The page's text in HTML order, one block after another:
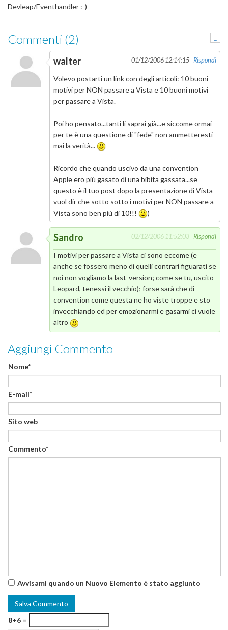
Devleap/Eventhandler :-)
Commenti (2) -
walter 01/12/2006 12:14:15 | Rispondi
Volevo postarti un link con degli articoli: 10 buoni
motivi per NON passare a Vista e 10 buoni motivi
per passare a Vista.
Poi ho pensato...tanti li saprai già...e siccome ormai
per te è una questione di "fede" non ammetteresti
mai la verità...
Ricordo che quando uscivo da una convention
Apple ero più gasato di una bibita gassata...se
questo è il tuo post dopo la presentazione di Vista
vuol dir che sotto sotto i motivi per NON passare a
Vista sono ben più di 10!!!
)
Sandro 02/12/2006 11:52:03 |Rispondi
I motivi per passare a Vista ci sono eccome (e
anche se fossero meno di quelli contrari figuarati se
noi non vogliamo la last-version; come se tu, uscito
Leopard, tenessi il vecchio); forse sarà che di
convention come questa ne ho viste troppe e sto
invecchiando ed per emozionarmi e gasarmi ci vuole
altro
Aggiungi Commento
Nome*
E-mail*
Sito web
Commento*
Avvisami quando un Nuovo Elemento è stato aggiunto
8+6 =